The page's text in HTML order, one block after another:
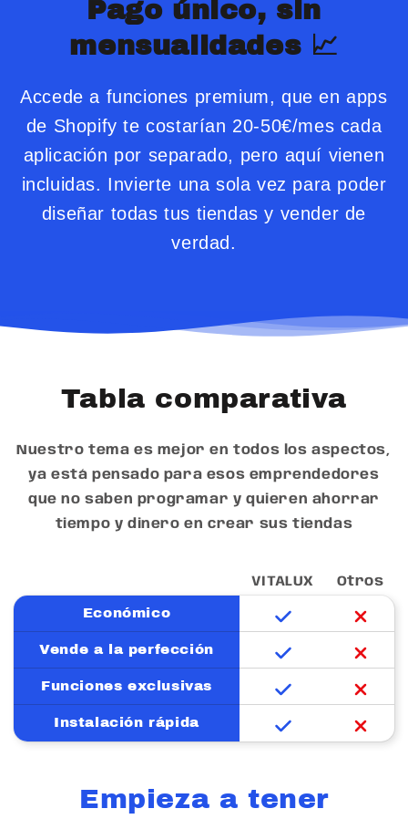
Pago único, sin
mensualidades 📈
Accede a funciones premium, que en apps
de Shopify te costarían 20-50€/mes cada
aplicación por separado, pero aquí vienen
incluidas. Invierte una sola vez para poder
diseñar todas tus tiendas y vender de
verdad.
Tabla comparativa
Nuestro tema es mejor en todos los aspectos,
ya está pensado para esos emprendedores
que no saben programar y quieren ahorrar
tiempo y dinero en crear sus tiendas
VITALUX Otros
Económico
Vende a la perfección
Funciones exclusivas
Instalación rápida
Empieza a tener